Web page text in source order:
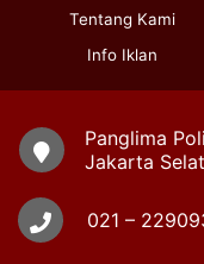
Tentang Kami
Info Iklan
Panglima
Jakarta
021 –